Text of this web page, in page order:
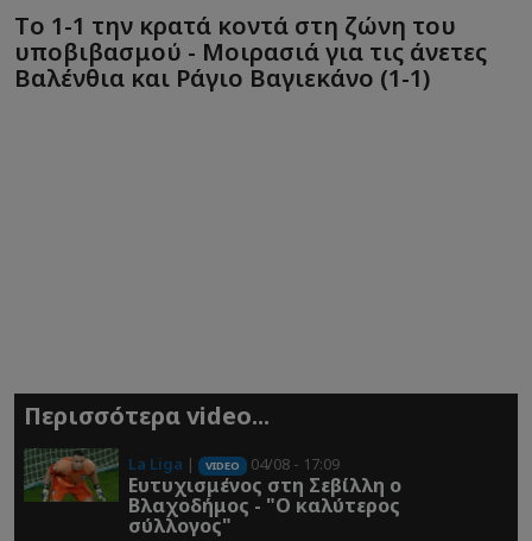
Tο 1-1 την κρατά κοντά στη ζώνη του
υποβιβασμού - Μοιρασιά για τις άνετες
Βαλένθια και Ράγιο Βαγιεκάνο (1-1)
Περισσότερα video...
La Liga | VIDEO 04/08 - 17:09
Ευτυχισμένος στη Σεβίλλη ο
Βλαχοδήμος - "Ο καλύτερος
σύλλογος"